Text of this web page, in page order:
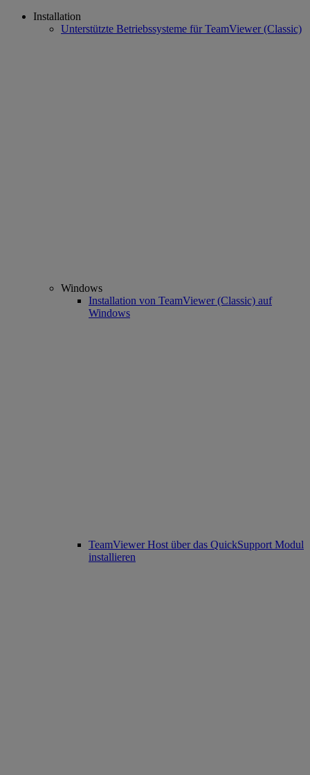
Installation
Unterstützte Betriebssysteme für TeamViewer (Classic)
Windows
Installation von TeamViewer (Classic) auf
Windows
TeamViewer Host über das QuickSupport Modul
installieren